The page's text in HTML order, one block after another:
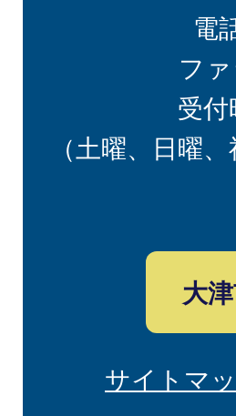
電
フ
受
（土曜、日曜
大
サイトマ